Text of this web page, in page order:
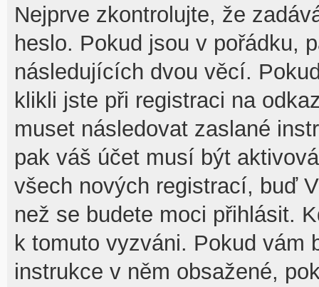
Nejprve zkontrolujte, že
heslo. Pokud jsou v pořádku,
následujících dvou věcí.
klikli jste při registraci na
muset následovat zaslané
pak váš účet musí být
všech nových registrací, buď
než se budete moci přihlásit.
k tomuto vyzváni. Pokud vám
instrukce v něm obsažené,